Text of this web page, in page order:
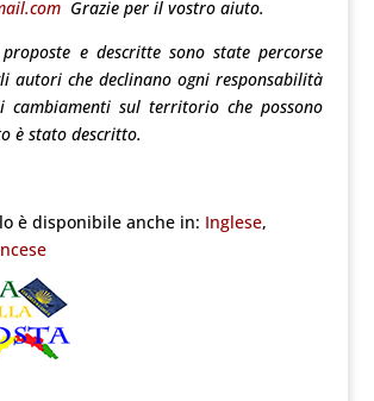
Grazie per il vostro aiuto.
e descritte sono state percorse
autori che declinano ogni responsabilità
cambiamenti sul territorio che possono
è stato descritto.
è disponibile anche in: Inglese